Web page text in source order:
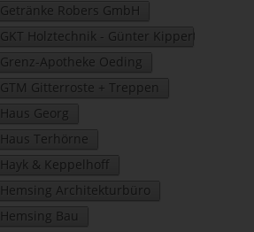
Getränke Robers GmbH
GKT Holztechnik - Günter Kippert
Grenz-Apotheke Oeding
GTM Gitterroste + Treppen
Haus Georg
Haus Terhörne
Hayk & Keppelhoff
Hemsing Architekturbüro
Hemsing Bau